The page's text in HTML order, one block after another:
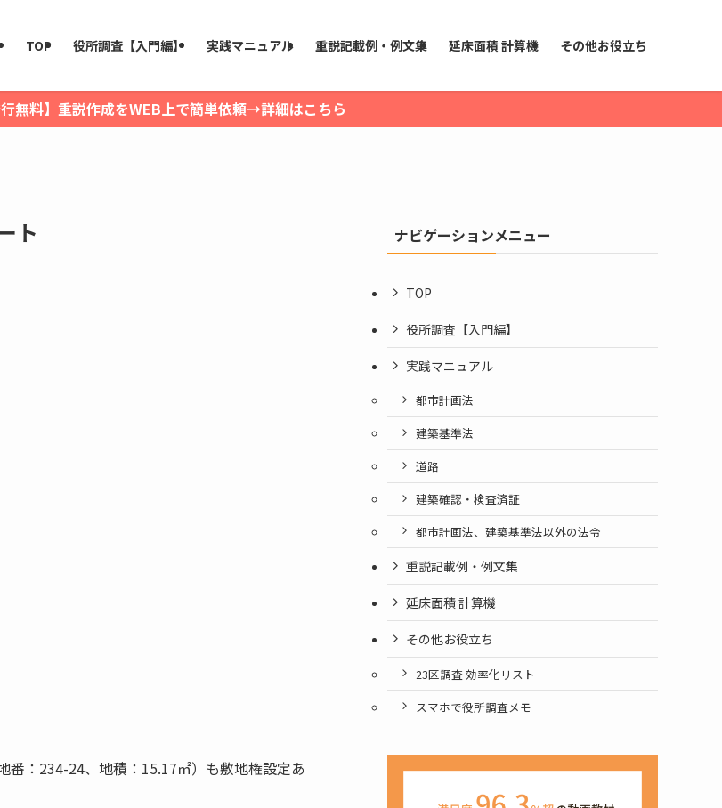
TOP 役所調査【入門編】 実践マニュアル 重説記載例・例文集 延床面積 計算機 その他お役立ち
行無料】重説作成をWEB上で簡単依頼→詳細はこちら
ト
：234-24、地積：15.17㎡）も敷地権設定あ
ナビゲーションメニュー
TOP
役所調査【入門編】
実践マニュアル
都市計画法
建築基準法
道路
建築確認・検査済証
都市計画法、建築基準法以外の法令
重説記載例・例文集
延床面積 計算機
その他お役立ち
23区調査 効率化リスト
スマホで役所調査メモ